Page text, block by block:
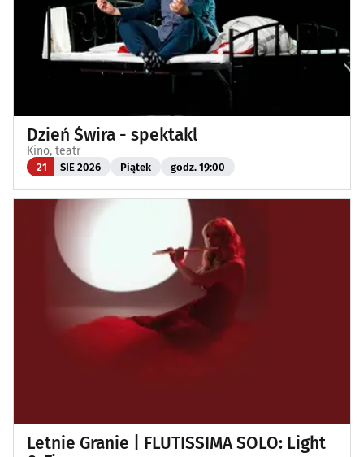
Dzień Świra - spektakl
Kino, teatr
21 SIE 2026 Piątek godz. 19:00
Letnie Granie | FLUTISSIMA SOLO: Light